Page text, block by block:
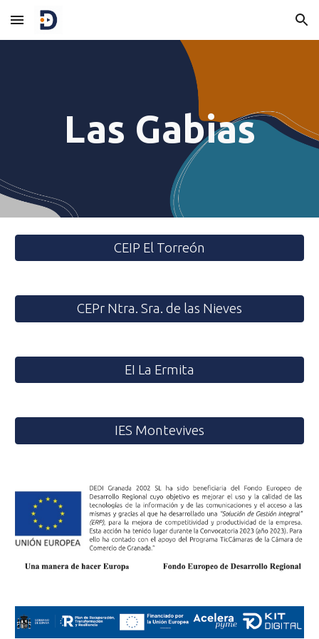
Skip to main content Skip to navigation
Las Gabias
CEIP El Torreón
CEPr Ntra. Sra. de las Nieves
EI La Ermita
IES Montevives